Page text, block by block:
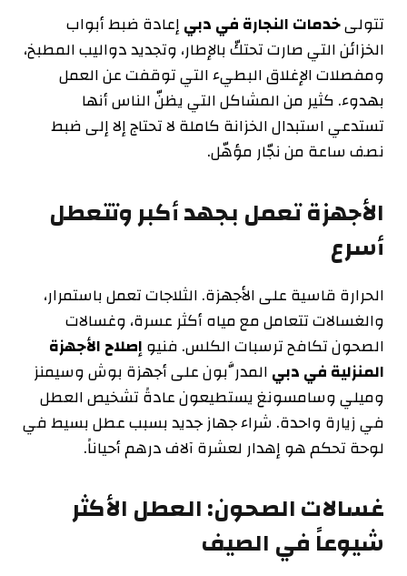
تتولىخدمات النجارة في دبيإعادة ضبط أبواب
الخزائن التي صارت تحتكّ بالإطار، وتجديد دواليب المطبخ،
ومفصلات الإغلاق البطيء التي توقفت عن العمل
بهدوء. كثير من المشاكل التي يظنّ الناس أنها
تستدعي استبدال الخزانة كاملة لا تحتاج إلا إلى ضبط
نصف ساعة من نجّار مؤهّل.
الأجهزة تعمل بجهد أكبر وتتعطل
أسرع
الحرارة قاسية على الأجهزة. الثلاجات تعمل باستمرار،
والغسالات تتعامل مع مياه أكثر عسرة، وغسالات
الصحون تكافح ترسبات الكلس. فنيوإصلاح الأجهزة
المنزلية في دبيالمدرَّبون على أجهزة بوش وسيمنز
وميلي وسامسونغ يستطيعون عادةً تشخيص العطل
في زيارة واحدة. شراء جهاز جديد بسبب عطل بسيط في
لوحة تحكم هو إهدار لعشرة آلاف درهم أحياناً.
غسالات الصحون: العطل الأكثر
شيوعاً في الصيف